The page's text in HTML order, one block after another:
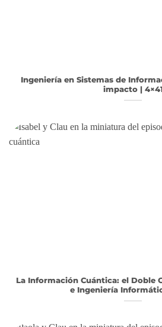
Ingeniería en Sistemas de
impacto |
La Información Cuántica: el Doble
e Ingeniería